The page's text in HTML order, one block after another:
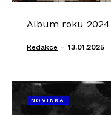
Album roku 2024
Redakce - 13.01.2025
NOVINKA